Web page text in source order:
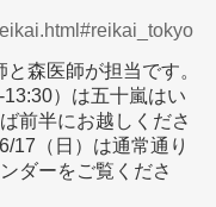
森医師が担当です。
）は五十嵐はい
前半にお越しくださ
17（日）は通常通り
ダーをご覧くださ